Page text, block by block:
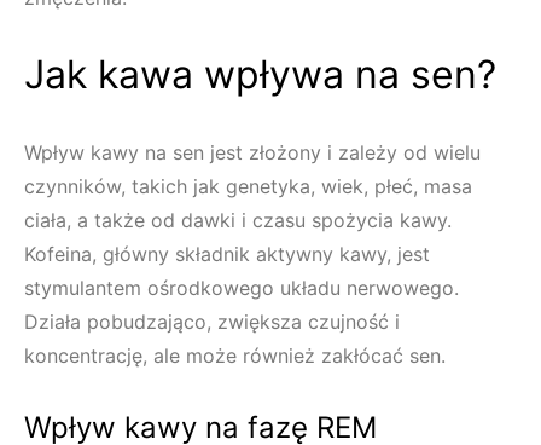
Jak kawa wpływa na sen?
Wpływ kawy na sen jest złożony i zależy od wielu
czynników, takich jak genetyka, wiek, płeć, masa
ciała, a także od dawki i czasu spożycia kawy.
Kofeina, główny składnik aktywny kawy, jest
stymulantem ośrodkowego układu nerwowego.
Działa pobudzająco, zwiększa czujność i
koncentrację, ale może również zakłócać sen.
Wpływ kawy na fazę REM